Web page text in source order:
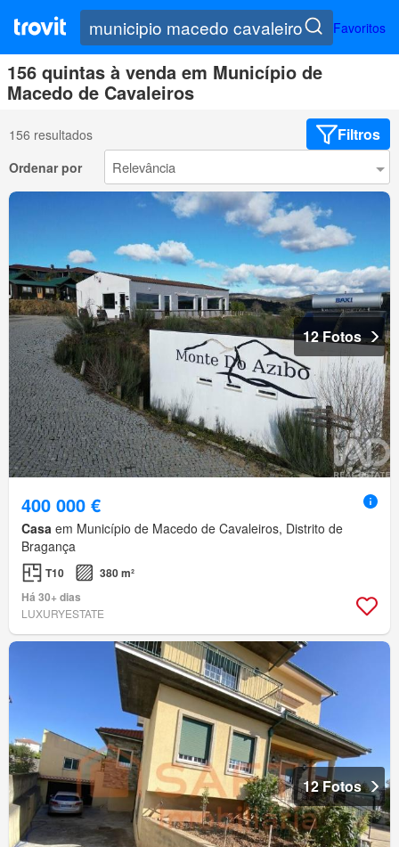
Favoritos
156 quintas à venda em Município de
Macedo de Cavaleiros
156 resultados Filtros
Ordenar por
12 Fotos
400 000 €
Casa em Município de Macedo de Cavaleiros, Distrito de
Bragança
T10
380 m²
Há 30+ dias
LUXURYESTATE
12 Fotos